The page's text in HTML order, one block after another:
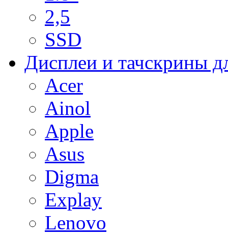
2,5
SSD
Дисплеи и тачскрины
Acer
Ainol
Apple
Asus
Digma
Explay
Lenovo